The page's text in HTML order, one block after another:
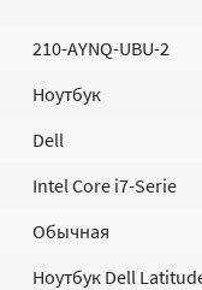
210-AYNQ-UBU-2
Ноутбук
Dell
Intel Core i7-Serie
Обычная
Ноутбук Dell